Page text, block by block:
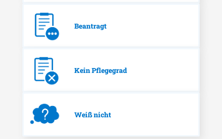
Beantragt
Kein Pflegegrad
Weiß nicht